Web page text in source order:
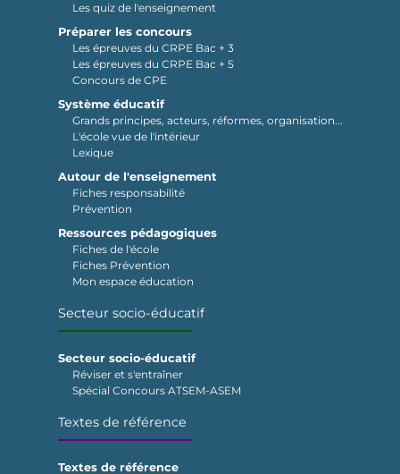
Les quiz de l'enseignement
Préparer les concours
Les épreuves du CRPE Bac + 3
Les épreuves du CRPE Bac + 5
Concours de CPE
Système éducatif
Grands principes, acteurs, réformes, organisation...
L'école vue de l'intérieur
Lexique
Autour de l'enseignement
Fiches responsabilité
Prévention
Ressources pédagogiques
Fiches de l'école
Fiches Prévention
Mon espace éducation
Secteur socio-éducatif
Secteur socio-éducatif
Réviser et s'entraîner
Spécial Concours ATSEM-ASEM
Textes de référence
Textes de référence